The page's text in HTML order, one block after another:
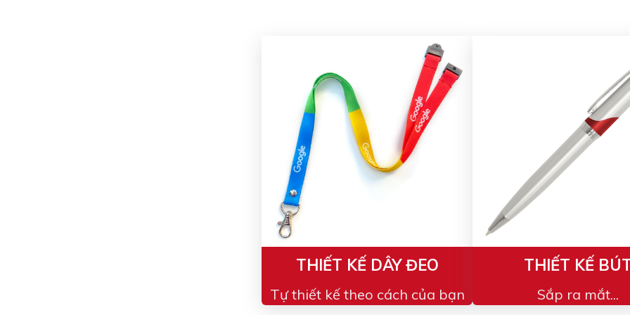
THIẾT KẾ DÂY ĐEO
Tự thiết kế theo cách của bạn
THIẾT KẾ
Sắp ra mắt...